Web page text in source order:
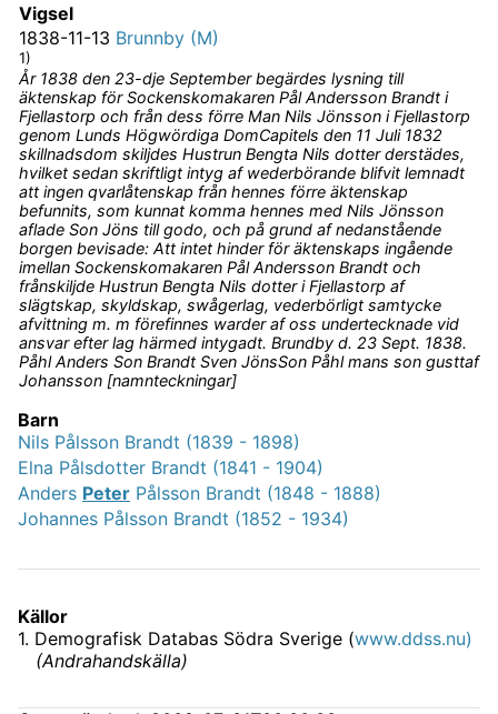
Vigsel
1838-11-13 Brunnby (M)
1)
År 1838 den 23-dje September begärdes lysning till
äktenskap för Sockenskomakaren Pål Andersson Brandt i
Fjellastorp och från dess förre Man Nils Jönsson i Fjellastorp
genom Lunds Högwördiga DomCapitels den 11 Juli 1832
skillnadsdom skiljdes Hustrun Bengta Nils dotter derstädes,
hvilket sedan skriftligt intyg af wederbörande blifvit lemnadt
att ingen qvarlåtenskap från hennes förre äktenskap
befunnits, som kunnat komma hennes med Nils Jönsson
aflade Son Jöns till godo, och på grund af nedanstående
borgen bevisade: Att intet hinder för äktenskaps ingående
imellan Sockenskomakaren Pål Andersson Brandt och
frånskiljde Hustrun Bengta Nils dotter i Fjellastorp af
slägtskap, skyldskap, swågerlag, vederbörligt samtycke
afvittning m. m förefinnes warder af oss undertecknade vid
ansvar efter lag härmed intygadt. Brundby d. 23 Sept. 1838.
Påhl Anders Son Brandt Sven JönsSon Påhl mans son gusttaf
Johansson [namnteckningar]
Barn
Nils Pålsson Brandt (1839 - 1898)
Elna Pålsdotter Brandt (1841 - 1904)
Anders Peter Pålsson Brandt (1848 - 1888)
Johannes Pålsson Brandt (1852 - 1934)
Källor
1. Demografisk Databas Södra Sverige (www.ddss.nu)
(Andrahandskälla)